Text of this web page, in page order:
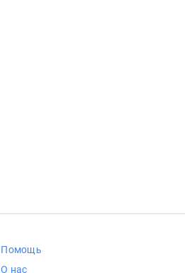
Помощь
О нас